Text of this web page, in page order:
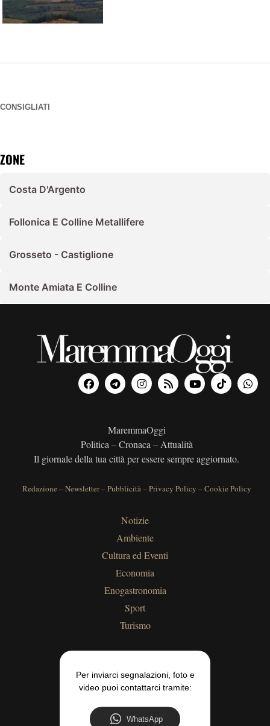
CONSIGLIATI
ZONE
Costa D'Argento
Follonica E Colline Metallifere
Grosseto - Castiglione
Monte Amiata E Colline
MaremmaOggi
Politica – Cronaca – Attualità
Il giornale della tua città per essere sempre aggiornato.
Redazione –Newsletter–Pubblicità–Privacy Policy –Cookie Policy
Notizie
Ambiente
Cultura ed Eventi
Economia
Enogastronomia
Sport
Turismo
Per inviarci segnalazioni, foto e
video puoi contattarci tramite:
WhatsApp